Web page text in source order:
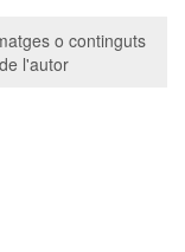
o continguts
l'autor